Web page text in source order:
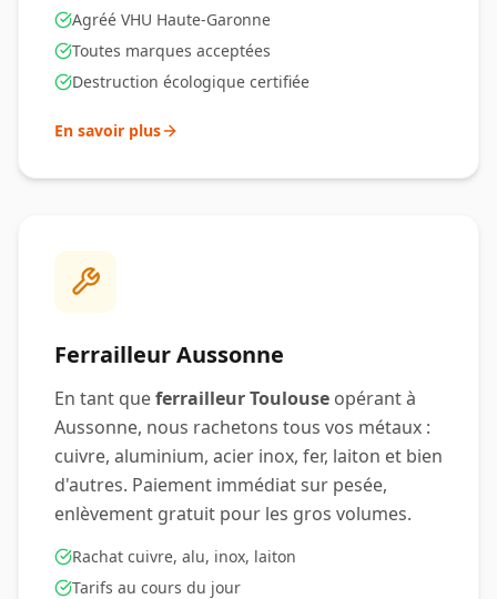
Agréé VHU Haute-Garonne
Toutes marques acceptées
Destruction écologique certifiée
En savoir plus
FerrailleurAussonne
En tant queferrailleur Toulouse opérant à
Aussonne, nous rachetons tous vos métaux :
cuivre, aluminium, acier inox, fer, laiton et bien
d'autres. Paiement immédiat sur pesée,
enlèvement gratuit pour les gros volumes.
Rachat cuivre, alu, inox, laiton
Tarifs au cours du jour